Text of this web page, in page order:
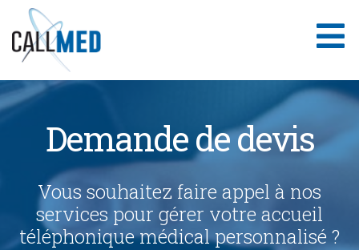
contenu
Demande de devis
Vous souhaitez faire appel à nos
services pour gérer votre accueil
téléphonique médical personnalisé ?